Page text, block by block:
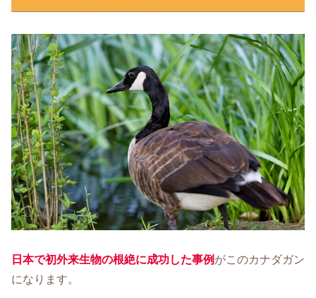
日本で初外来生物の根絶に成功した事例 がこのカナダガン
になります。